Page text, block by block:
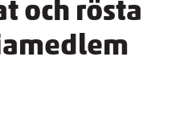
och rösta